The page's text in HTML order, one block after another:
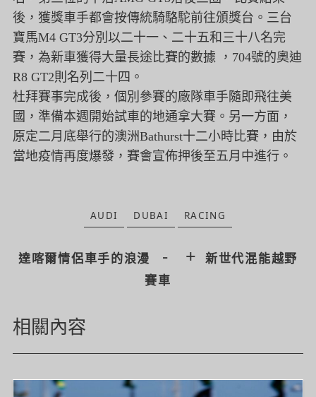
後， 獲獎車手都會按傳統騎駱駝前往頒獎台。三台
寶馬M4 GT3分別以二十一、二十五和三十八名完
賽， 為新車獲得大量長途比賽的數據 ，704號的奧迪
R8 GT2則名列二十四。
杜拜賽事完成後，個別參賽的廠隊車手隨即飛往美
國， 準備本週開始試車的地通拿大賽。另一方面，
原定二月底舉行的澳洲Bathurst十二小時比賽， 由於
當地疫情再度爆發，賽會宣佈押後至五月中進行。
AUDI DUBAI RACING
達喀爾情侶車手的浪漫 - +
新世代混能越野
賽車
相關內容